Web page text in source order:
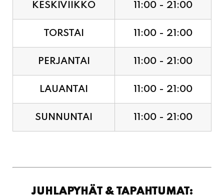
KESKIVIIKKO 11:00 - 21:00
TORSTAI 11:00 - 21:00
PERJANTAI 11:00 - 21:00
LAUANTAI 11:00 - 21:00
SUNNUNTAI 11:00 - 21:00
JUHLAPYHÄT & TAPAHTUMAT: